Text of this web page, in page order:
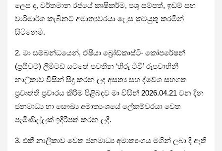
ලෙස ද, වර්තමාන රජයේ කෘෂිකර්ම, පශු සම්පත්, ඉඩම් සහ
වාරිමාර්ග කැබිනට් අමාත්‍යවරයා ලෙස කටයුතු කරමින්
සිටිනෙමි.
2. මා සම්බන්ධයෙන්, ඒෂියා බ්‍රෝඩ්කාස්ටිං කෝපරේෂන්
(ප්‍රයිවට්) ලිමිටඩ් යටතේ පවතින ‘හිරු ටීවී’ රූපවාහිනී
නාලිකාව විසින් සිදු කරන ලද අසත්‍ය සහ ද්වේශ සහගත
ප්‍රවෘත්ති ප්‍රචාරය කිරීම පිළිබඳව මා විසින් 2026.04.21 වන දින
ජනමාධ්‍ය හා සෞඛ්‍ය අමාත්‍යංශයේ ලේකම්වරයා වෙත
පැමිණිල්ලක් ඉදිරිපත් කරන ලදී.
3. එකී නාලිකාව වෙත ජනමාධ්‍ය අමාත්‍යංශය මගින් ලබා දී ඇති